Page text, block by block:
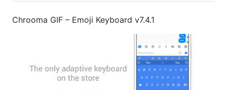
Chrooma GIF – Emoji Keyboard v7.4.1